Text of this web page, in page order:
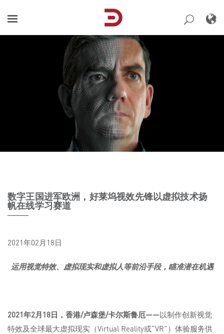
content
数字王国进军欧洲，好莱坞视效先锋以虚拟技术扬
帆在线学习赛道
2021年02月18日
运用视觉特效、虚拟现实和虚拟人等前沿手段，瞄准潜在机遇
2021年2月 18日，香港/卢森堡/卡尔斯鲁厄——以制作创新视觉
特效及全球最大虚拟现实（Virtual Reality或“VR”）体验服务供